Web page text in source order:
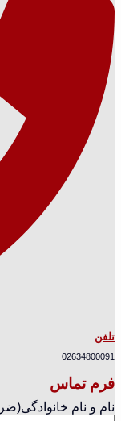
تلفن
02634800091
فرم تماس
نام و نام خانوادگی